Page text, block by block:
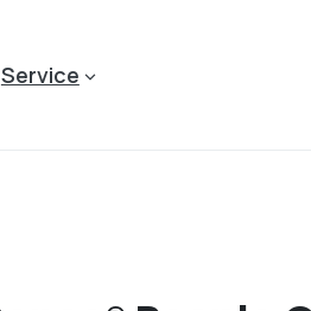
Service